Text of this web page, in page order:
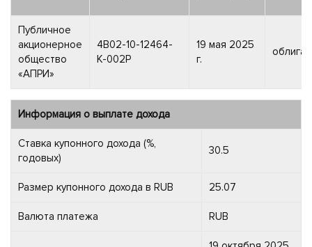
Публичное
акционерное
общество
«АПРИ»
4B02-10-12464-
K-002P
19 мая 2025
г.
Информация о выплате дохода
Ставка купонного дохода (%,
годовых)
30.5
Размер купонного дохода в RUB 25.07
Валюта платежа RUB